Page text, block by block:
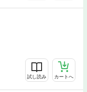
試し読み カートへ